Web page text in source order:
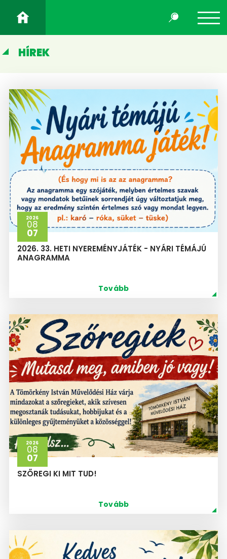
HÍREK
2026
08
07
2026. 33. HETI NYEREMÉNYJÁTÉK - NYÁRI TÉMÁJÚ
ANAGRAMMA
Tovább
2026
08
07
SZŐREGI KI MIT TUD!
Tovább